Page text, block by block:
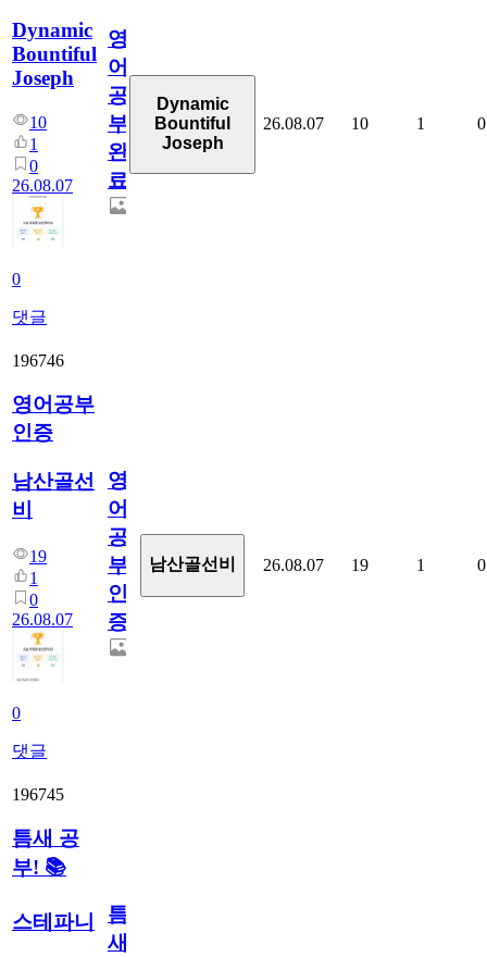
Dynamic
Bountiful
Joseph
10
1
0
26.08.07
0
댓글
영
어
공
부
완
료
Dynamic
Bountiful
Joseph
26.08.07 10 1 0
196746
영어공부
인증
남산골선
비
19
1
0
26.08.07
0
댓글
영
어
공
부
인
증
남산골선비 26.08.07 19 1 0
196745
틈새 공
부! 📚
스테파니
틈
새